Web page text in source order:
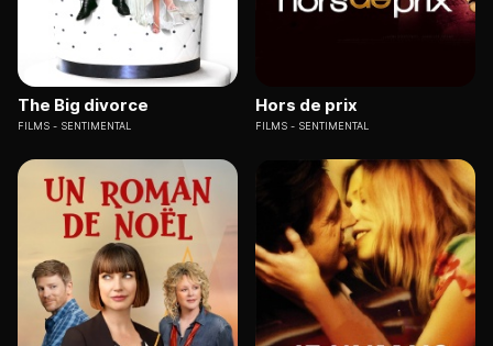
The Big divorce
FILMS SENTIMENTAL
Hors de prix
FILMS SENTIMENTAL